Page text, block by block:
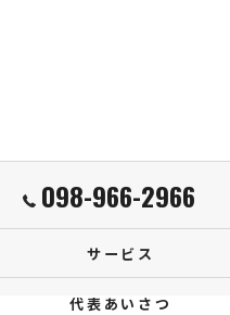
098-966-2966
サービス
代表あいさつ